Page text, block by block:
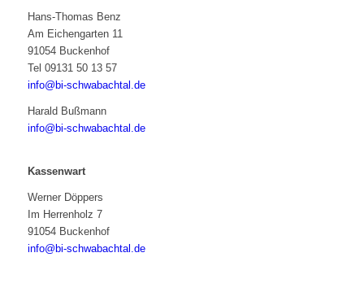
Hans-Thomas Benz
Am Eichengarten 11
91054 Buckenhof
Tel 09131 50 13 57
info@bi-schwabachtal.de
Harald Bußmann
info@bi-schwabachtal.de
Kassenwart
Werner Döppers
Im Herrenholz 7
91054 Buckenhof
info@bi-schwabachtal.de